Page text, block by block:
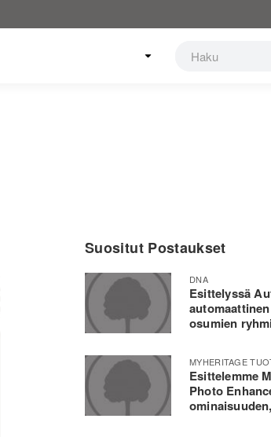
Suositut Postaukset
DNA
Esittelyssä
osumien
MYHERITAGE
Esittelemme
Photo